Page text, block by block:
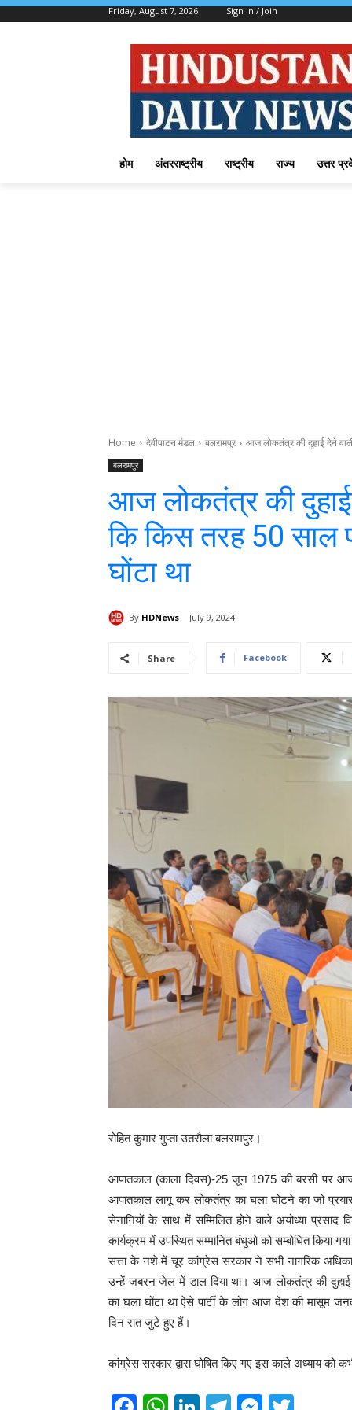
Friday, August 7, 2026 Sign in / Join
होम अंतरराष्ट्रीय राष्ट्रीय राज्य उत्तर
Home देवीपाटन मंडल बलरामपुर आज लोकतंत्र की दुहाई देने
बलरामपुर
आज लोकतंत्र की
कि किस तरह 50
घोंटा था
By HDNews July 9, 2024
Share Facebook
रोहित कुमार गुप्ता उतरौला बलरामपुर।
आपातकाल (काला दिवस)-25 जून 1975 की बरसी पर आज
आपातकाल लागू कर लोकतंत्र का घला घोटने का जो
सेनानियों के साथ में सम्मिलित होने वाले अयोध्या प्रसाद
कार्यक्रम में उपस्थित सम्मानित बंधुओ को सम्बोधित किया
सत्ता के नशे में चूर कांग्रेस सरकार ने सभी नागरिक
उन्हें जबरन जेल में डाल दिया था। आज लोकतंत्र की
का घला घोंटा था ऐसे पार्टी के लोग आज देश की मासूम
दिन रात जुटे हुए हैं।
कांग्रेस सरकार द्वारा घोषित किए गए इस काले अध्याय को